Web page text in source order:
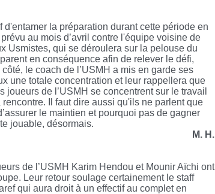
la préparation durant cette période en
au mois d’avril contre l'équipe voisine de
Usmistes, qui se déroulera sur la pelouse du
en conséquence afin de relever le défi,
le coach de l’USMH a mis en garde ses
une totale concentration et leur rappellera que
de l’USMH se concentrent sur le travail
Il faut dire aussi qu'ils ne parlent que
le maintien et pourquoi pas de gagner
jouable, désormais.
M. H.
de l’USMH Karim Hendou et Mounir Aïchi ont
Leur retour soulage certainement le staff
qui aura droit à un effectif au complet en